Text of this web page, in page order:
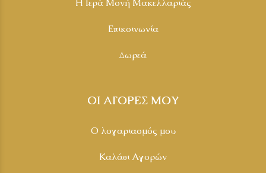
Η Ιερά Μονή Μακελλαριάς
Επικοινωνία
Δωρεά
ΟΙ ΑΓΟΡΕΣ ΜΟΥ
Ο λογαριασμός μου
Καλάθι Αγορών